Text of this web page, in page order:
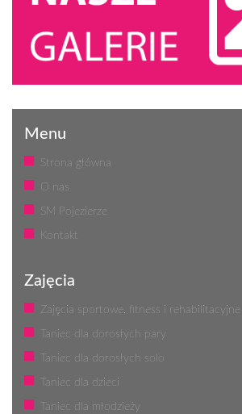
Menu
Strona główna
O nas
SM Pojezierze
Kontakt
Zajęcia
Zajęcia sportowe, fitness i rehabilitacyjne
Taniec dla dorosłych pary
Taniec dla dorosłych solo
Taniec dla dzieci
Taniec dla młodzieży